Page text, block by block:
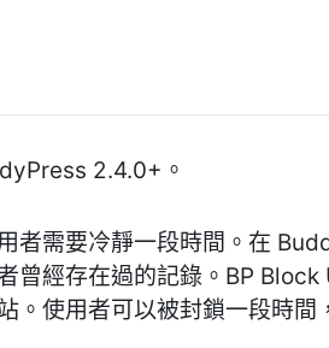
2.4.0+。
者需要冷靜一段時間。在
曾經存在過的記錄。BP
。使用者可以被封鎖一段時